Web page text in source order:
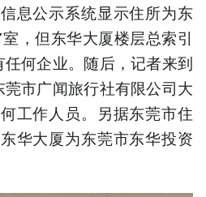
息公示系统显示住所为东
，但东华大厦楼层总索引
何企业。随后，记者来到
市广闻旅行社有限公司大
工作人员。另据东莞市住
华大厦为东莞市东华投资